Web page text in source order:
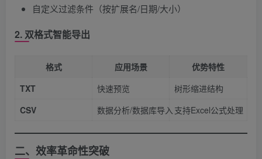
自定义过滤条件（按扩展名/日期/大小）
2. 双格式智能导出
格式 应用场景
优势特性
TXT
快速预览
树形缩进结构
CSV
数据分析/数据库导入 支持Excel公式处理
二、效率革命性突破